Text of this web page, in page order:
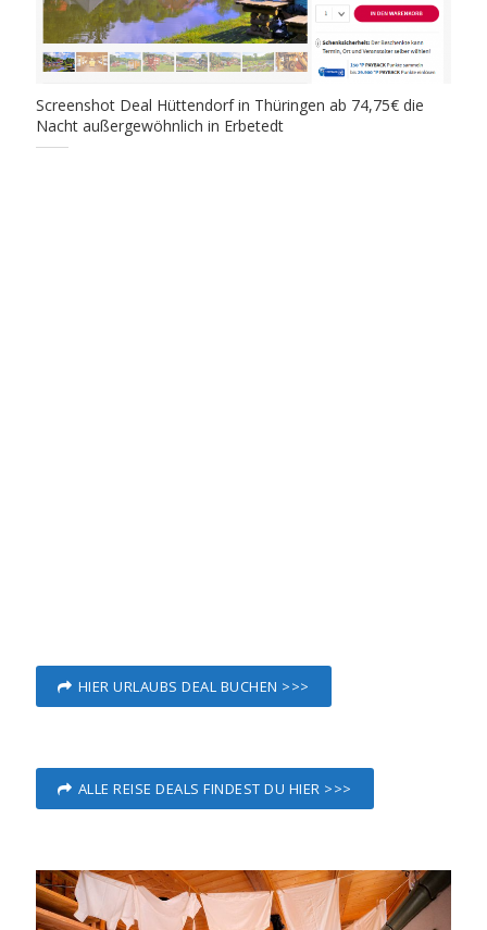
Screenshot Deal Hüttendorf in Thüringen ab 74,75€ die
Nacht außergewöhnlich in Erbetedt
HIER URLAUBS DEAL BUCHEN >>>
ALLE REISE DEALS FINDEST DU HIER >>>